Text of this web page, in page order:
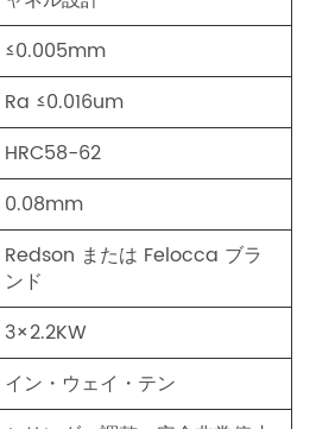
≤0.005mm
Ra ≤0.016um
HRC58-62
0.08mm
Redson または Felocca ブラ
ンド
3×2.2KW
イン・ウェイ・テン